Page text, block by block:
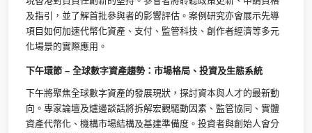
及指引，並了解首批參與者的影響評估。案例研究亦會展示先導
項目如何加速代幣化資產、支付、監管科技、創作者經濟等多元
化場景的實際應用。
下午環節 – 全球數字資產趨勢：市場格局、投資及生態系統
下午將聚焦全球數字資產的發展現狀，探討資本與人才的最新動
向。專家論壇及爐邊談話將拆解宏觀驅動因素、監管協同、實體
資產代幣化、機構市場結構及基建準備度。投資者與創始人會分